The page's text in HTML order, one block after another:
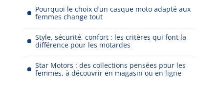
Pourquoi le choix d’un casque moto adapté aux
femmes change tout
Style, sécurité, confort : les critères qui font la
différence pour les motardes
Star Motors : des collections pensées pour les
femmes, à découvrir en magasin ou en ligne